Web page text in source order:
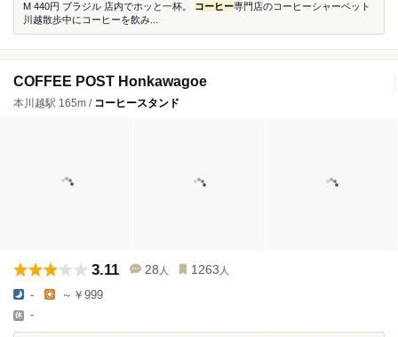
M 440円 ブラジル 店内でホッと一杯。 コーヒー専門店のコーヒーシャーベット
川越散歩中にコーヒーを飲み...
COFFEE POST Honkawagoe
本川越駅 165m / コーヒースタンド
3.11 28 人 1263 人
- ～￥999
-